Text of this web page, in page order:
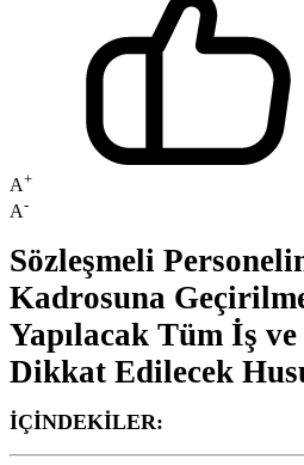
A+
A-
Sözleşmeli
Kadrosuna
Yapılacak Tüm İş
Dikkat Edilecek
İÇİNDEKİLER: